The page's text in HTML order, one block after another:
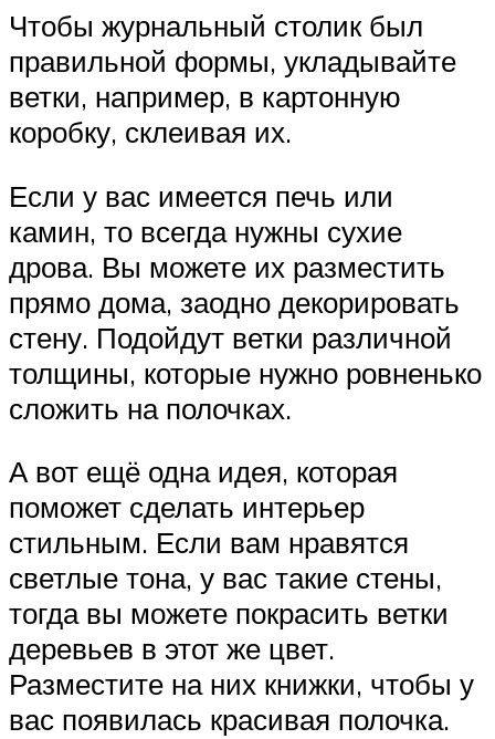
Чтобы журнальный столик был
правильной формы, укладывайте
ветки, например, в картонную
коробку, склеивая их.
Если у вас имеется печь или
камин, то всегда нужны сухие
дрова. Вы можете их разместить
прямо дома, заодно декорировать
стену. Подойдут ветки различной
толщины, которые нужно ровненько
сложить на полочках.
А вот ещё одна идея, которая
поможет сделать интерьер
стильным. Если вам нравятся
светлые тона, у вас такие стены,
тогда вы можете покрасить ветки
деревьев в этот же цвет.
Разместите на них книжки, чтобы у
вас появилась красивая полочка.